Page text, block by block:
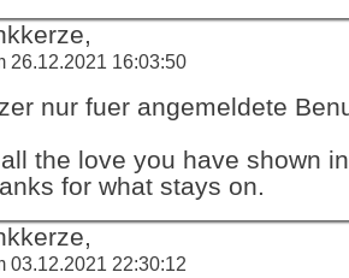
26.12.2021 16:03:50
nur fuer angemeldete
the love you have shown
for what stays on.
03.12.2021 22:30:12